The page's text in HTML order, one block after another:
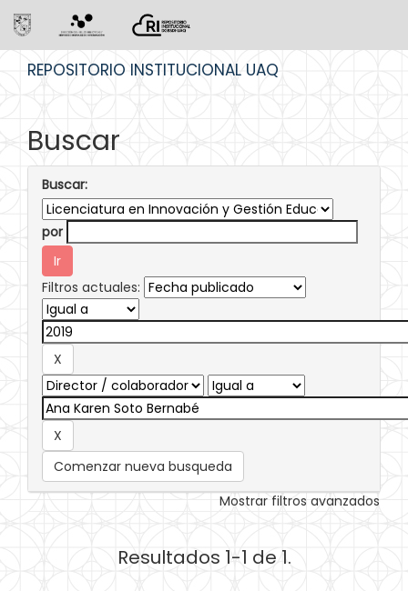
REPOSITORIO INSTITUCIONAL UAQ
Buscar
Buscar:
por
Filtros actuales:
Comenzar nueva busqueda
Mostrar filtros avanzados
Resultados 1-1 de 1.